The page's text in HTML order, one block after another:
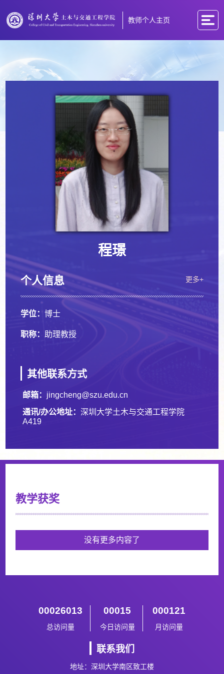
教师个人主页
程璟
个人信息 更多+
学位：博士
职称：助理教授
其他联系方式
邮箱： jingcheng@szu.edu.cn
通讯/办公地址： 深圳大学土木与交通工程学院
A419
教学获奖
没有更多内容了
00026013
总访问量
00015
今日访问量
000121
月访问量
联系我们
地址：深圳大学南区致工楼